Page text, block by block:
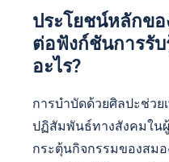
ประโยชน์หลักข
ต่อฟังก์ชันการรั
อะไร?
การบำบัดด้วยศิลปะช่ว
ปฏิสัมพันธ์ทางสังคมใน
กระตุ้นกิจกรรมของสม